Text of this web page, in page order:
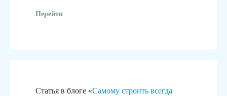
Перейти
Статья в блоге «Самому строить всегда